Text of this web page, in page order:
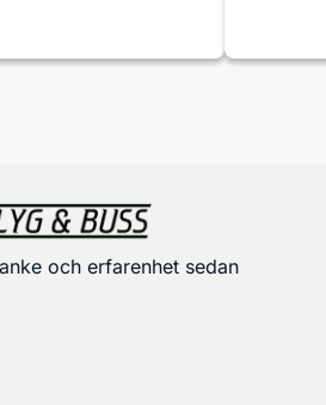
och erfarenhet sedan